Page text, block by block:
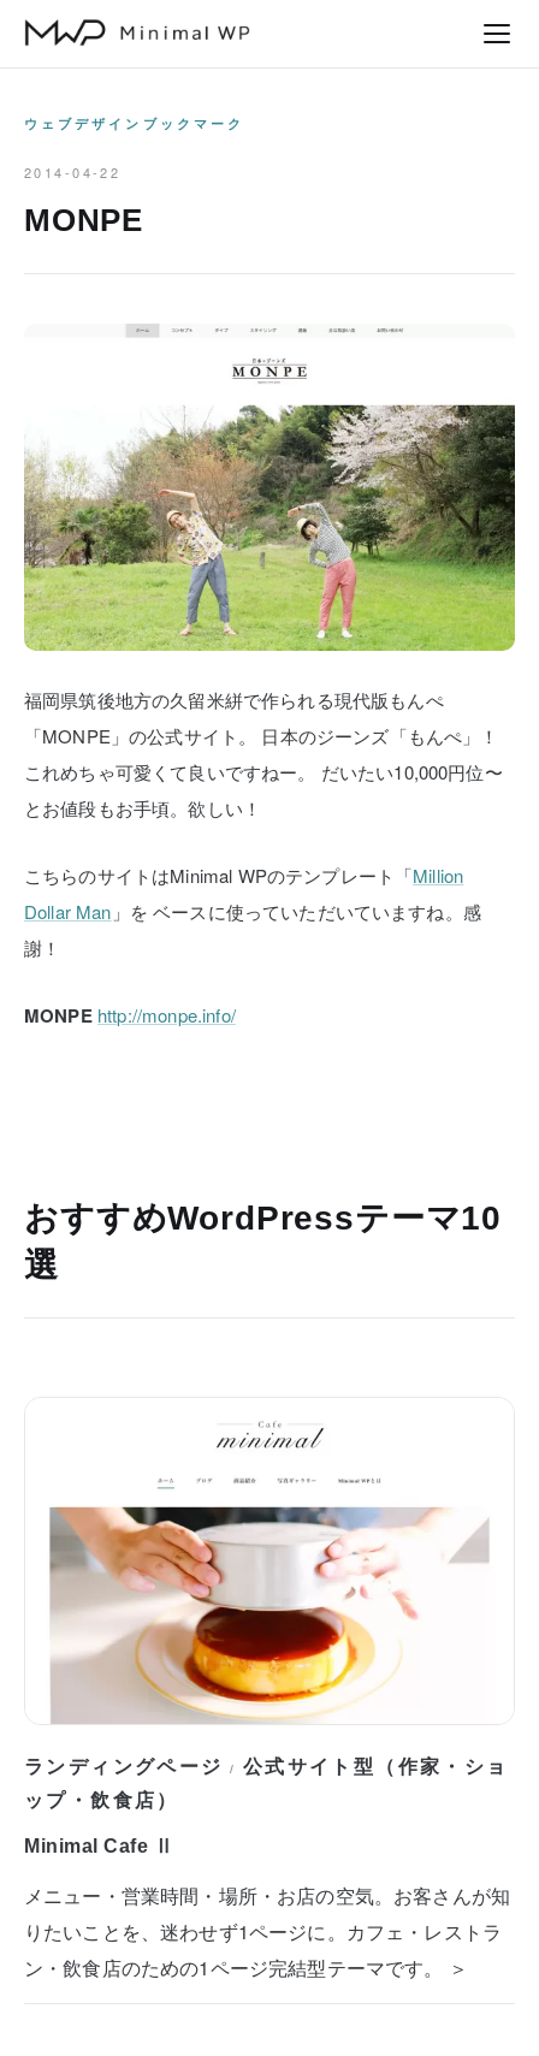
ウェブデザインブックマーク
2014-04-22
MONPE
福岡県筑後地方の久留米絣で作られる現代版もんぺ
「MONPE」の公式サイト。
日本のジーンズ「もんぺ」！
これめちゃ可愛くて良いですねー。
だいたい10,000円位〜
とお値段もお手頃。欲しい！
こちらのサイトはMinimal WPのテンプレート「Million
Dollar Man 」を ベースに使っていただいていますね。感
謝！
MONPE http://monpe.info/
おすすめWordPressテーマ10
選
ランディングページ / 公式サイト型（作家・ショ
ップ・飲食店）
Minimal Cafe Ⅱ
メニュー・営業時間・場所・お店の空気。お客さんが知
りたいことを、迷わせず1ページに。カフェ・レストラ
ン・飲食店のための1ページ完結型テーマです。 ＞